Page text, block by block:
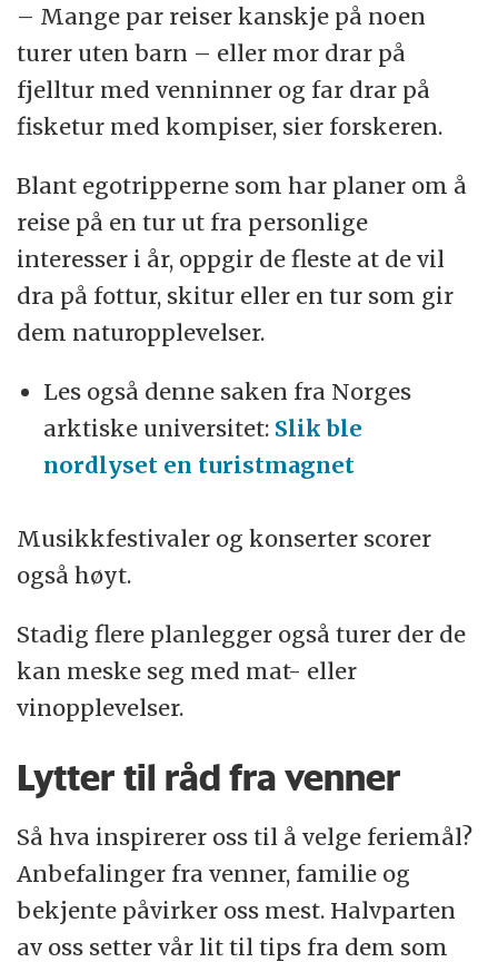
– Mange par reiser kanskje på noen
turer uten barn – eller mor drar på
fjelltur med venninner og far drar på
fisketur med kompiser, sier forskeren.
Blant egotripperne som har planer om å
reise på en tur ut fra personlige
interesser i år, oppgir de fleste at de vil
dra på fottur, skitur eller en tur som gir
dem naturopplevelser.
Les også denne saken fra Norges
arktiske universitet: Slik ble
nordlyset en turistmagnet
Musikkfestivaler og konserter scorer
også høyt.
Stadig flere planlegger også turer der de
kan meske seg med mat- eller
vinopplevelser.
Lytter til råd fra venner
Så hva inspirerer oss til å velge feriemål?
Anbefalinger fra venner, familie og
bekjente påvirker oss mest. Halvparten
av oss setter vår lit til tips fra dem som